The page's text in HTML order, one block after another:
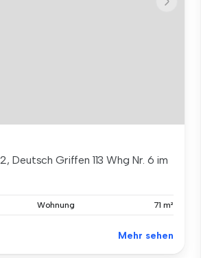
Deutsch Griffen 113 Whg Nr. 6 im
Wohnung 71 m²
Mehr sehen